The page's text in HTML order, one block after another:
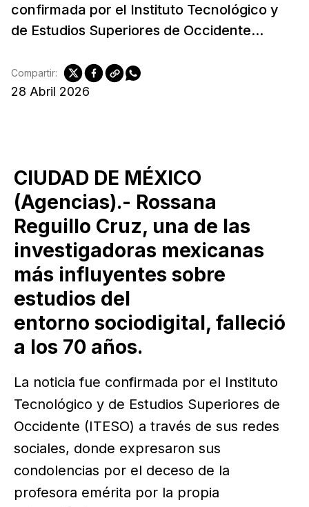
confirmada por el Instituto Tecnológico y
de Estudios Superiores de Occidente...
28 Abril 2026
Compartir:
CIUDAD DE MÉXICO
(Agencias).- Rossana
Reguillo Cruz, una de las
investigadoras mexicanas
más influyentes sobre
estudios del
entorno sociodigital, falleció
a los 70 años.
La noticia fue confirmada por el Instituto
Tecnológico y de Estudios Superiores de
Occidente (ITESO) a través de sus redes
sociales, donde expresaron sus
condolencias por el deceso de la
profesora emérita por la propia